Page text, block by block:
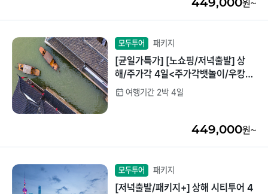
원~
모두투어 패키지
[균일가특가] [노쇼핑/저녁출발] 상
해/주가각 4일<주가각뱃놀이/우캉맨
션/월드체인호텔>
여행기간 2박 4일
449,000원~
모두투어 패키지
[저녁출발/패키지+] 상해 시티투어 4